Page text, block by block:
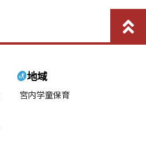
地域
宮内学童保育